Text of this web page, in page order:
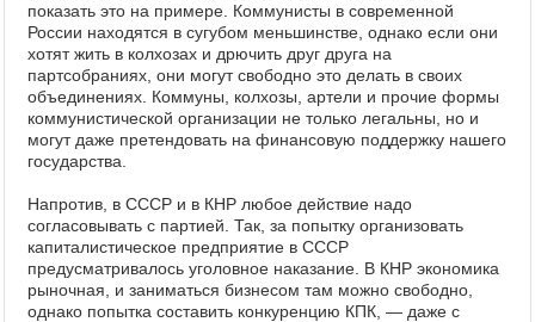
показать это на примере. Коммунисты в современной
России находятся в сугубом меньшинстве, однако если они
хотят жить в колхозах и дрючить друг друга на
партсобраниях, они могут свободно это делать в своих
объединениях. Коммуны, колхозы, артели и прочие формы
коммунистической организации не только легальны, но и
могут даже претендовать на финансовую поддержку нашего
государства.
Напротив, в СССР и в КНР любое действие надо
согласовывать с партией. Так, за попытку организовать
капиталистическое предприятие в СССР
предусматривалось уголовное наказание. В КНР экономика
рыночная, и заниматься бизнесом там можно свободно,
однако попытка составить конкуренцию КПК, — даже с